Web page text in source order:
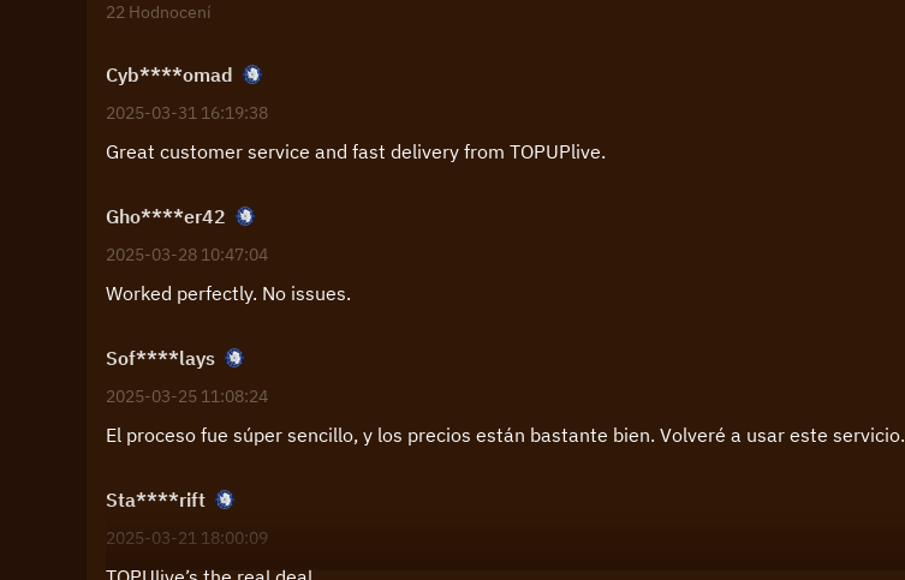
22 Hodnocení
Cyb****omad
2025-03-31 16:19:38
Great customer service and fast delivery from TOPUPlive.
Gho****er42
2025-03-28 10:47:04
Worked perfectly. No issues.
Sof****lays
2025-03-25 11:08:24
El proceso fue súper sencillo, y los precios están bastante bien. Volveré a usar este servicio.
Sta****rift
2025-03-21 18:00:09